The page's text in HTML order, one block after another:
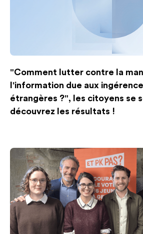
"Comment lutter contre la
l'information due aux
étrangères ?", les citoyens se
découvrez les résultats !